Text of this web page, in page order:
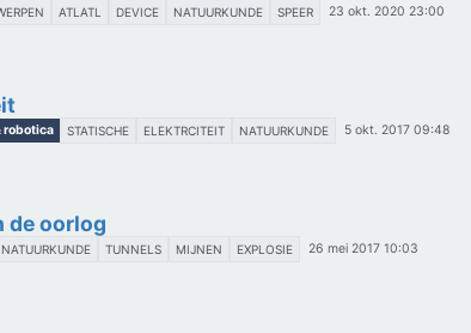
ATLATL DEVICE NATUURKUNDE SPEER 23 okt. 2020 23:00
robotica STATISCHE ELEKTRCITEIT NATUURKUNDE 5 okt. 2017 09:48
de oorlog
NATUURKUNDE TUNNELS MIJNEN EXPLOSIE 26 mei 2017 10:03